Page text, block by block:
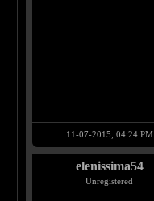
11-07-2015, 04:24 PM
elenissima54
Unregistered